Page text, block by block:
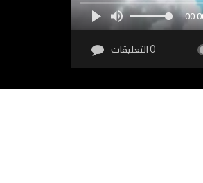
0 التعليقات